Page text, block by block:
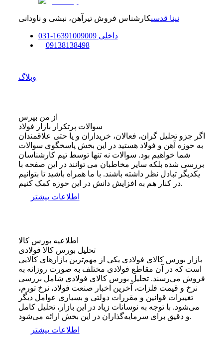
نینا قدسیکارشناس فروش تیرآهن، نبشی و ناودانی
داخلی 16391009009
-
031
09138138498
وبلاگ
از من بپرس
سوالات پرتکرار بازار فولاد
اگر جزو تحلیل گران، فعالان، خریداران و یا حتی علاقمندان
به حوزه آهن و فولاد هستید در این بخش پاسخگوی سوالات
شما خواهیم بود. سوالات نه تنها توسط تیم کارشناسان
بررسی شده بلکه سایر مخاطبان می توانند در این صفحه با
یکدیگر تبادل نظر داشته باشند. با ما همراه باشید تا بتوانیم
در کنار هم به افزایش دانش در این حوزه کمک کنیم.
اطلاعات بیشتر
اطلاعیه بورس کالا
تحلیل بورس کالا فولادی
بازار بورس کالای فولادی یکی از مهم‌ترین بازارهای کالایی
است که در آن مقاطع فولادی مختلف به صورت روزانه به
فروش می‌رسند. تحلیل بورس کالای فولادی شامل بررسی
نرخ و قیمت فلزات، آخرین اخبار صنعت فولاد، نرخ تورم،
تغییرات قوانین و مقررات دولتی و بسیاری عوامل دیگر
می‌شود. با توجه به نوسانات زیاد در این بازار، تحلیل کامل
و دقیق برای سرمایه‌گذاران در این بخش ارائه می‌شود.
اطلاعات بیشتر